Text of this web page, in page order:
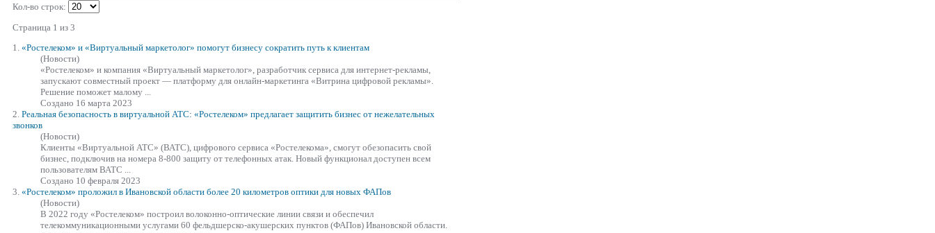
Кол-во строк:
Страница 1 из 3
1. «Ростелеком» и «Виртуальный маркетолог» помогут бизнесу сократить путь к клиентам
(Новости)
«Ростелеком» и компания «Виртуальный маркетолог», разработчик сервиса для интернет-рекламы,
запускают совместный проект — платформу для онлайн-маркетинга «Витрина цифровой рекламы».
Решение поможет малому ...
Создано 16 марта 2023
2. Реальная безопасность в виртуальной АТС: «Ростелеком» предлагает защитить бизнес от нежелательных
звонков
(Новости)
Клиенты «Виртуальной АТС» (ВАТС), цифрового сервиса «Ростелекома», смогут обезопасить свой
бизнес, подключив на номера 8-800 защиту от телефонных атак. Новый функционал доступен всем
пользователям ВАТС ...
Создано 10 февраля 2023
3. «Ростелеком» проложил в Ивановской области более 20 километров оптики для новых ФАПов
(Новости)
В 2022 году «Ростелеком» построил волоконно-оптические линии связи и обеспечил
телекоммуникационными услугами 60 фельдшерско-акушерских пунктов (ФАПов) Ивановской области.